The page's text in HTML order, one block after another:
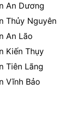
An Dương
Thủy Nguyên
An Lão
Kiến Thụy
Tiên Lãng
Vĩnh Bảo